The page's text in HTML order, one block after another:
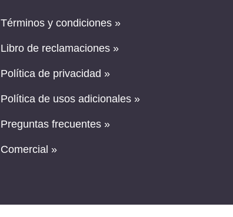
Términos y condiciones »
Libro de reclamaciones »
Política de privacidad »
Política de usos adicionales »
Preguntas frecuentes »
Comercial »